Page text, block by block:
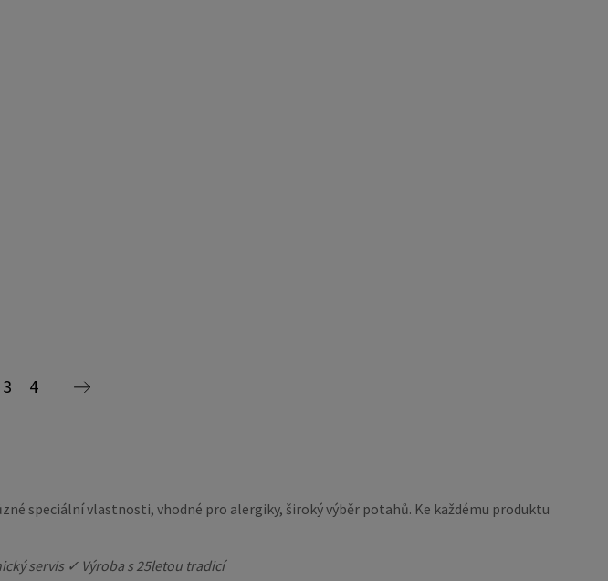
3 4
speciální vlastnosti, vhodné pro alergiky, široký výběr potahů. Ke každému produktu
servis ✓ Výroba s 25letou tradicí